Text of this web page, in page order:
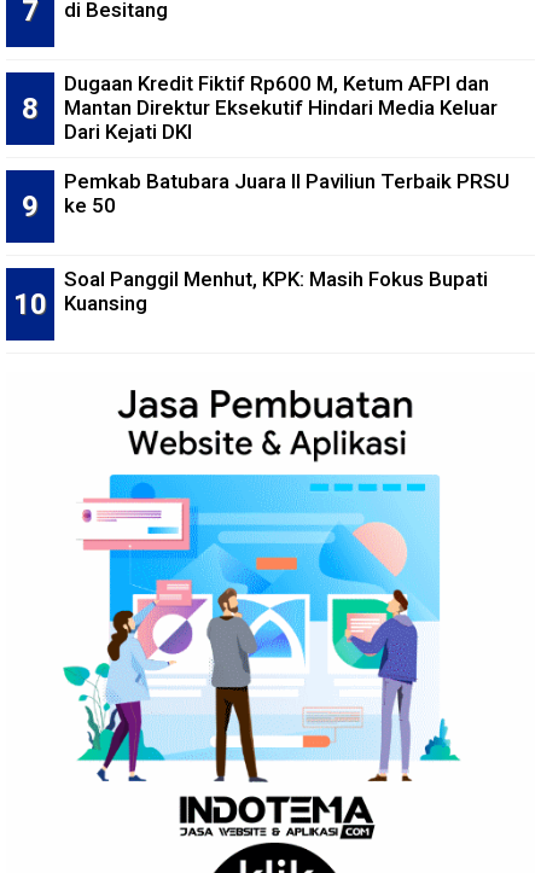
di Besitang
Dugaan Kredit Fiktif Rp600 M, Ketum AFPI dan
Mantan Direktur Eksekutif Hindari Media Keluar
Dari Kejati DKI
Pemkab Batubara Juara II Paviliun Terbaik PRSU
ke 50
Soal Panggil Menhut, KPK: Masih Fokus Bupati
Kuansing